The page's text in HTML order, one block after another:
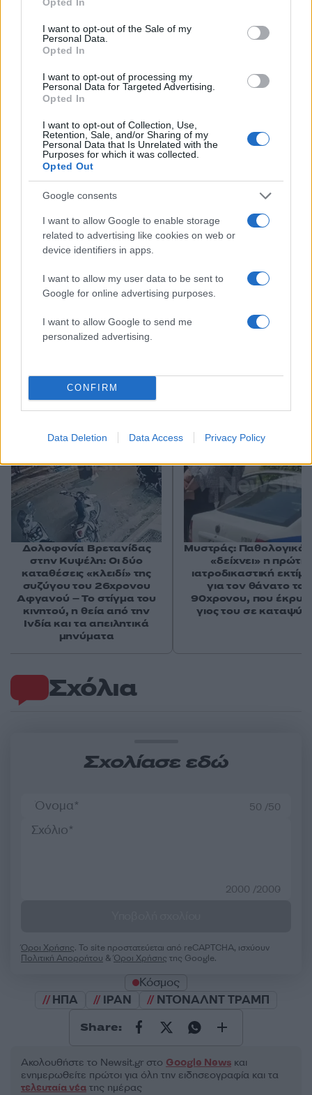
use your data for below specified purposes in below Google
consent section.
I want to opt-out of the Sale of my
Personal Data.
Opted In
I want to opt-out of processing my
Personal Data for Targeted Advertising.
Opted In
I want to opt-out of Collection, Use,
Retention, Sale, and/or Sharing of my
Personal Data that Is Unrelated with the
Purposes for which it was collected.
Opted Out
Google consents
I want to allow Google to enable storage
related to advertising like cookies on web or
device identifiers in apps.
I want to allow my user data to be sent to
Google for online advertising purposes.
I want to allow Google to send me
personalized advertising.
CONFIRM
Data Deletion Data Access Privacy Policy
επίθεση εναντίον του Ιράν, μοιάζουν να
βυθίζονται σε κινούμενη άμμο τις τελευταίες
εβδομάδες.
Αν καιο Ντόναλντ Τραμπ επιμένει πως ΗΠΑ και
Ιράν είναι κοντά σε συμφωνία για ειρήνη,
νέα πλήγματα έρχονται να ταράξουν
περισσότερο την ήδη εύθραυστη κατάπαυση του
πυρός στην περιοχή.
ΔΙΑΦΗΜΙΣΗ
Σχόλια
Σχολίασε εδώ
50 /50
2000 /2000
Όροι Χρήσης. Το site προστατεύεται από reCAPTCHA, ισχύουν
Πολιτική Απορρήτου &Όροι Χρήσης της Google.
Κόσμος
ΗΠΑ
ΙΡΑΝ ΝΤΟΝΑΛΝΤ ΤΡΑΜΠ
Share:
Ακολουθήστε το Νewsit.gr στο Google News και
ενημερωθείτε πρώτοι για όλη την ειδησεογραφία και τα
τελευταία νέα της ημέρας
Αν τα χάσατε
Δολοφονία Βρετανίδας
στην Κυψέλη: Οι δύο
καταθέσεις «κλειδί» της
συζύγου του 26χρονου
Αφγανού – Το στίγμα του
κινητού, η θεία από την
Ινδία και τα απειλητικά
μηνύματα
Μυστράς: Παθολογικά
«δείχνει» η πρώτη
ιατροδικαστική
για τον θάνατο του
90χρονου, που
γιος του σε